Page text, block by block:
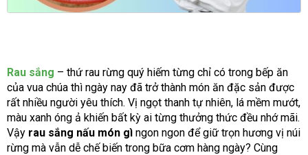
Rau sắng – thứ rau rừng quý hiếm từng chỉ có trong bếp ăn
của vua chúa thì ngày nay đã trở thành món ăn đặc sản được
rất nhiều người yêu thích. Vị ngọt thanh tự nhiên, lá mềm mướt,
màu xanh óng ả khiến bất kỳ ai từng thưởng thức đều nhớ mãi.
Vậy rau sắng nấu món gì ngon ngon để giữ trọn hương vị núi
rừng mà vẫn dễ chế biến trong bữa cơm hàng ngày? Cùng